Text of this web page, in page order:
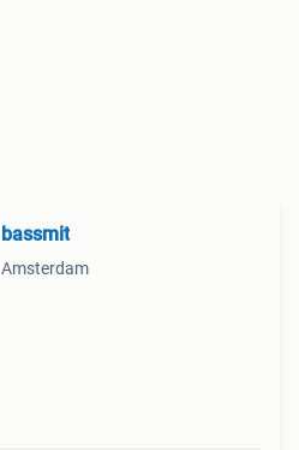
bassmit
Amsterdam